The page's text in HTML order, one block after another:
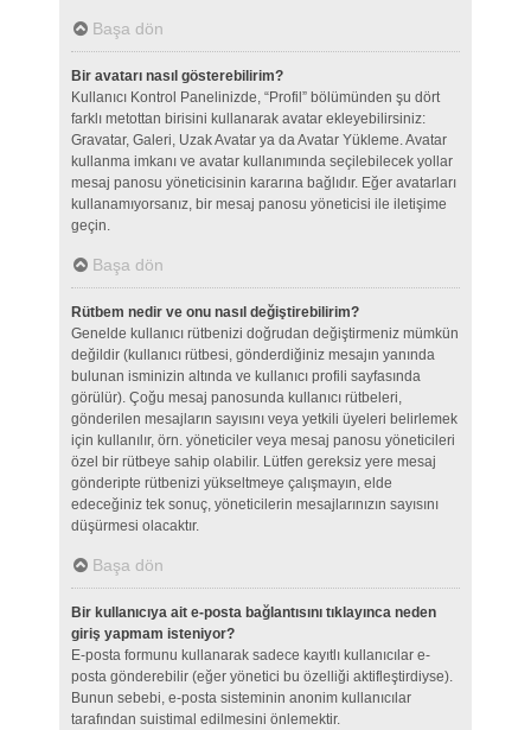
Başa dön
Bir avatarı nasıl gösterebilirim?
Kullanıcı Kontrol Panelinizde, “Profil” bölümünden şu dört
farklı metottan birisini kullanarak avatar ekleyebilirsiniz:
Gravatar, Galeri, Uzak Avatar ya da Avatar Yükleme. Avatar
kullanma imkanı ve avatar kullanımında seçilebilecek yollar
mesaj panosu yöneticisinin kararına bağlıdır. Eğer avatarları
kullanamıyorsanız, bir mesaj panosu yöneticisi ile iletişime
geçin.
Başa dön
Rütbem nedir ve onu nasıl değiştirebilirim?
Genelde kullanıcı rütbenizi doğrudan değiştirmeniz mümkün
değildir (kullanıcı rütbesi, gönderdiğiniz mesajın yanında
bulunan isminizin altında ve kullanıcı profili sayfasında
görülür). Çoğu mesaj panosunda kullanıcı rütbeleri,
gönderilen mesajların sayısını veya yetkili üyeleri belirlemek
için kullanılır, örn. yöneticiler veya mesaj panosu yöneticileri
özel bir rütbeye sahip olabilir. Lütfen gereksiz yere mesaj
gönderipte rütbenizi yükseltmeye çalışmayın, elde
edeceğiniz tek sonuç, yöneticilerin mesajlarınızın sayısını
düşürmesi olacaktır.
Başa dön
Bir kullanıcıya ait e-posta bağlantısını tıklayınca neden
giriş yapmam isteniyor?
E-posta formunu kullanarak sadece kayıtlı kullanıcılar e-
posta gönderebilir (eğer yönetici bu özelliği aktifleştirdiyse).
Bunun sebebi, e-posta sisteminin anonim kullanıcılar
tarafından suistimal edilmesini önlemektir.